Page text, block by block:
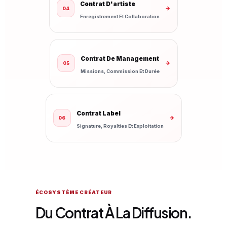
04
Contrat D'artiste
Enregistrement Et Collaboration
→
05
Contrat De Management
Missions, Commission Et Durée
→
06
Contrat Label
Signature, Royalties Et Exploitation
→
ÉCOSYSTÈME CRÉATEUR
Du Contrat À La Diffusion.